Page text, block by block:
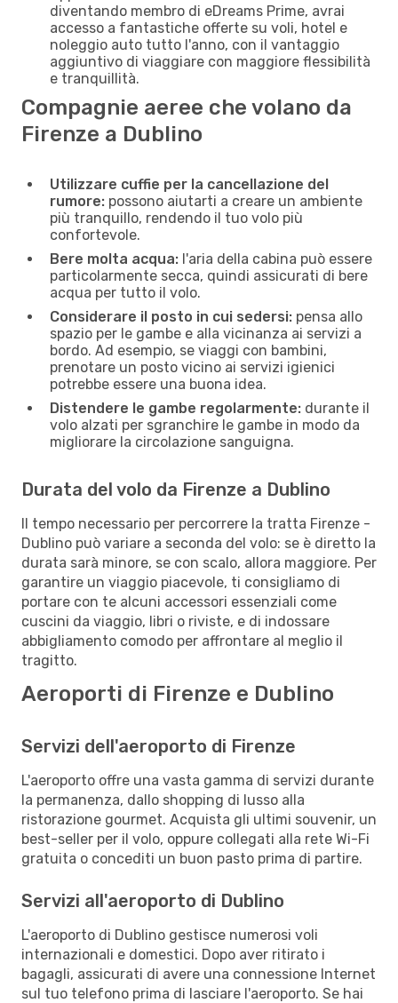
diventando membro di eDreams Prime, avrai
accesso a fantastiche offerte su voli, hotel e
noleggio auto tutto l'anno, con il vantaggio
aggiuntivo di viaggiare con maggiore flessibilità
e tranquillità.
Compagnie aeree che volano da
Firenze a Dublino
Utilizzare cuffie per la cancellazione del
rumore: possono aiutarti a creare un ambiente
più tranquillo, rendendo il tuo volo più
confortevole.
Bere molta acqua: l'aria della cabina può essere
particolarmente secca, quindi assicurati di bere
acqua per tutto il volo.
Considerare il posto in cui sedersi: pensa allo
spazio per le gambe e alla vicinanza ai servizi a
bordo. Ad esempio, se viaggi con bambini,
prenotare un posto vicino ai servizi igienici
potrebbe essere una buona idea.
Distendere le gambe regolarmente: durante il
volo alzati per sgranchire le gambe in modo da
migliorare la circolazione sanguigna.
Durata del volo da Firenze a Dublino
Il tempo necessario per percorrere la tratta Firenze -
Dublino può variare a seconda del volo: se è diretto la
durata sarà minore, se con scalo, allora maggiore. Per
garantire un viaggio piacevole, ti consigliamo di
portare con te alcuni accessori essenziali come
cuscini da viaggio, libri o riviste, e di indossare
abbigliamento comodo per affrontare al meglio il
tragitto.
Aeroporti di Firenze e Dublino
Servizi dell'aeroporto di Firenze
L'aeroporto offre una vasta gamma di servizi durante
la permanenza, dallo shopping di lusso alla
ristorazione gourmet. Acquista gli ultimi souvenir, un
best-seller per il volo, oppure collegati alla rete Wi-Fi
gratuita o concediti un buon pasto prima di partire.
Servizi all'aeroporto di Dublino
L'aeroporto di Dublino gestisce numerosi voli
internazionali e domestici. Dopo aver ritirato i
bagagli, assicurati di avere una connessione Internet
sul tuo telefono prima di lasciare l'aeroporto. Se hai